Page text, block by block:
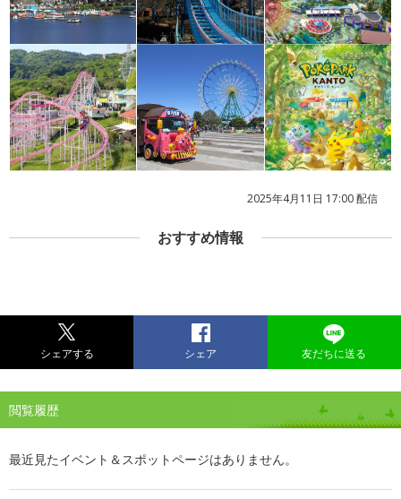
2025年4月11日 17:00 配信
おすすめ情報
シェアする シェア 友だちに送る
閲覧履歴
最近見たイベント＆スポットページはありません。